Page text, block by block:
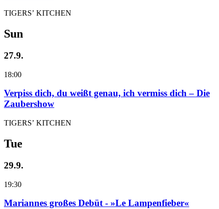
TIGERS’ KITCHEN
Sun
27.9.
18:00
Verpiss dich, du weißt genau, ich vermiss dich – Die
Zaubershow
TIGERS’ KITCHEN
Tue
29.9.
19:30
Mariannes großes Debüt - »Le Lampenfieber«